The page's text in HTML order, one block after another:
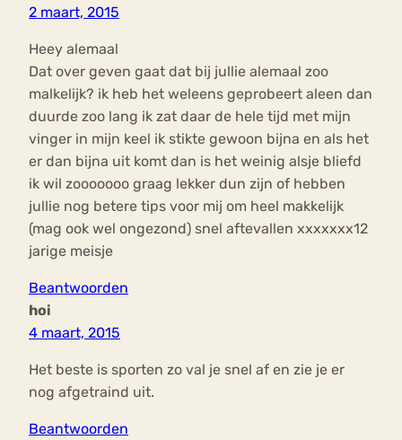
2 maart, 2015
Heey alemaal
Dat over geven gaat dat bij jullie alemaal zoo
malkelijk? ik heb het weleens geprobeert aleen dan
duurde zoo lang ik zat daar de hele tijd met mijn
vinger in mijn keel ik stikte gewoon bijna en als het
er dan bijna uit komt dan is het weinig alsje bliefd
ik wil zooooooo graag lekker dun zijn of hebben
jullie nog betere tips voor mij om heel makkelijk
(mag ook wel ongezond) snel aftevallen xxxxxxx12
jarige meisje
Beantwoorden
hoi
4 maart, 2015
Het beste is sporten zo val je snel af en zie je er
nog afgetraind uit.
Beantwoorden